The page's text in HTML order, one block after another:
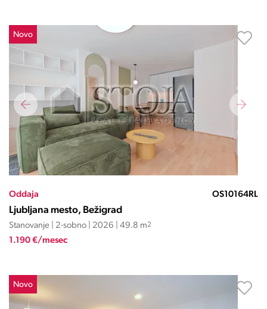
Novo
Oddaja OS10164RL
Ljubljana mesto, Bežigrad
Stanovanje | 2-sobno | 2026 | 49.8 m2
1.190 €/mesec
Novo